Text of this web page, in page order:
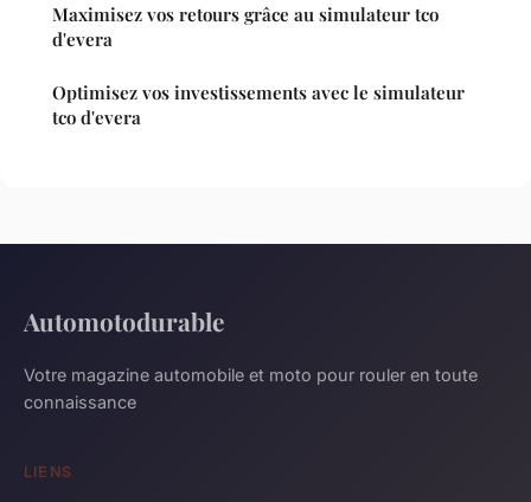
Maximisez vos retours grâce au simulateur tco
d'evera
Optimisez vos investissements avec le simulateur
tco d'evera
Automotodurable
Votre magazine automobile et moto pour rouler en toute
connaissance
LIENS